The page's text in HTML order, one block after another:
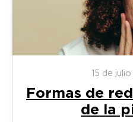
15 de
Formas de
de la